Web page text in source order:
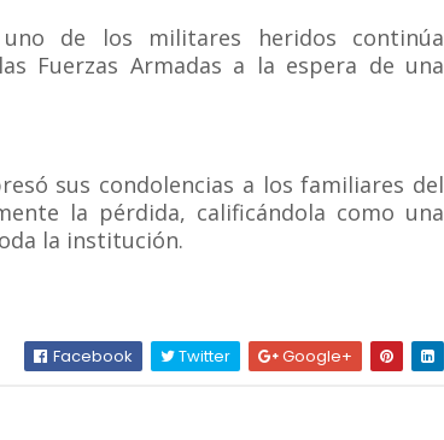
de los militares heridos continúa
Fuerzas Armadas a la espera de una
sus condolencias a los familiares del
la pérdida, calificándola como una
la institución.
Facebook Twitter Google+